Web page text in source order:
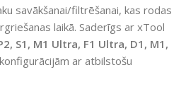
savākšanai/filtrēšanai, kas rodas
laikā. Saderīgs ar xTool
S1, M1 Ultra, F1 Ultra, D1, M1,
ar atbilstošu